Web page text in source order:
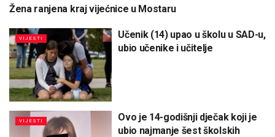
UNCATEGORIZED
Žena ranjena kraj vijećnice u Mostaru
VIJESTI
Učenik (14) upao u školu u SAD-u,
ubio učenike i učitelje
VIJESTI
Ovo je 14-godišnji dječak koji je
ubio najmanje šest školskih